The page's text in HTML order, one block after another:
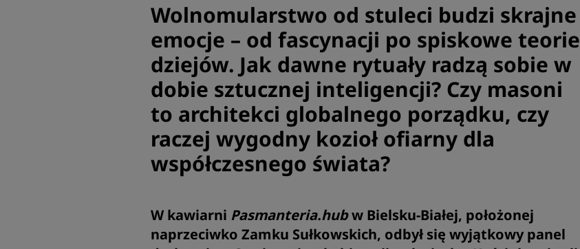
Wolnomularstwo od stuleci budzi skrajne
emocje – od fascynacji po spiskowe teorie
dziejów. Jak dawne rytuały radzą sobie w
dobie sztucznej inteligencji? Czy masoni
to architekci globalnego porządku, czy
raczej wygodny kozioł ofiarny dla
współczesnego świata?
W kawiarni Pasmanteria.hubw Bielsku-Białej, położonej
naprzeciwko Zamku Sułkowskich, odbył się wyjątkowy panel